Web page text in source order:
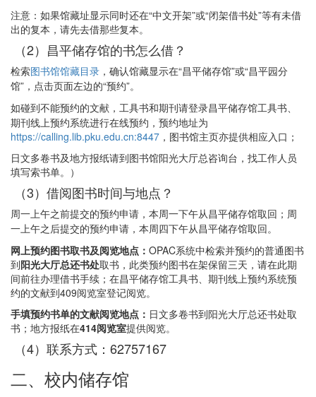
注意：如果馆藏址显示同时还在“中文开架”或“闭架借书处”等有未借
出的复本，请先去借那些复本。
（2）昌平储存馆的书怎么借？
检索图书馆馆藏目录 ，确认馆藏显示在“昌平储存馆”或“昌平园分
馆”，点击页面左边的“预约”。
如碰到不能预约的文献， 工具书和期刊请登录昌平储存馆工具书、
期刊线上预约系统进行在线预约，预约地址为
https://calling.lib.pku.edu.cn:8447 ，图书馆主页亦提供相应入口；
日文多卷书及地方报纸请到图书馆阳光大厅总咨询台，找工作人员
填写索书单。）
（3）借阅图书时间与地点？
周一上午之前提交的预约申请，本周一下午从昌平储存馆取回；周
一上午之后提交的预约申请，本周四下午从昌平储存馆取回。
网上预约图书取书及阅览地点： OPAC系统中检索并预约的普通图书
到阳光大厅总还书处取书，此类预约图书在架保留三天，请在此期
间前往办理借书手续；在昌平储存馆工具书、期刊线上预约系统预
约的文献到409阅览室登记阅览。
手填预约书单的文献阅览地点： 日文多卷书到阳光大厅总还书处取
书；地方报纸在414阅览室提供阅览。
（4）联系方式：62757167
二、校内储存馆